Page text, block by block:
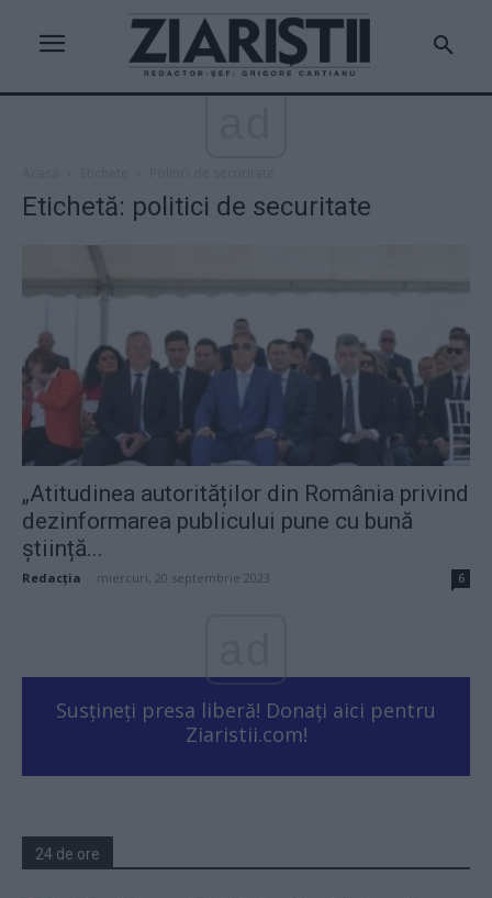
Etichetă: politici de securitate
„Atitudinea autorităților din România privind
dezinformarea publicului pune cu bună
știință...
Redacţia miercuri, 20 septembrie 2023 6
Susțineți presa liberă! Donați aici pentru
Ziaristii.com!
24 de ore